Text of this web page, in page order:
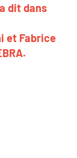
dit dans
et Fabrice